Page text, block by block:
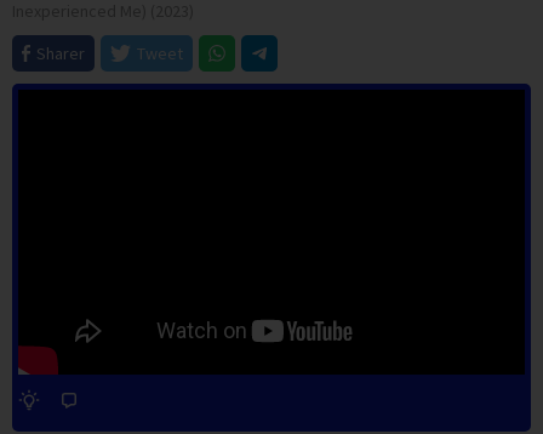
Sharer
Tweet